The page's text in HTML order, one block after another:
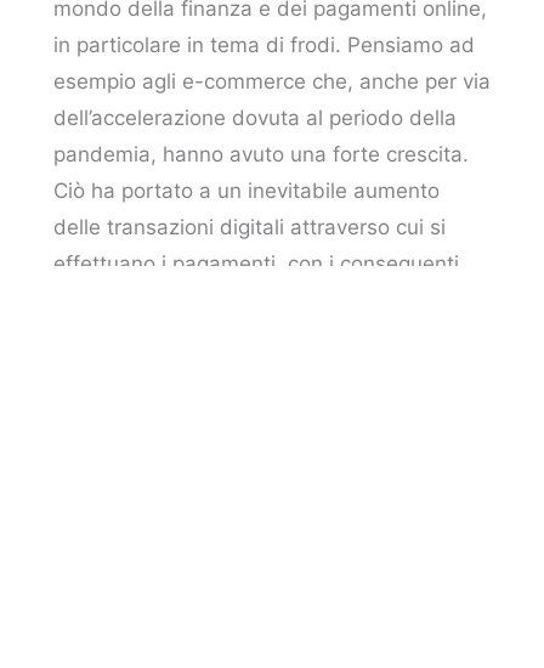
mondo della finanza e dei pagamenti online,
in particolare in tema di frodi. Pensiamo ad
esempio agli e-commerce che, anche per via
dell’accelerazione dovuta al periodo della
pandemia, hanno avuto una forte crescita.
Ciò ha portato a un inevitabile aumento
delle transazioni digitali attraverso cui si
effettuano i pagamenti, con i conseguenti